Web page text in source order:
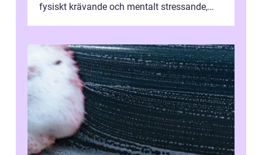
fysiskt krävande och mentalt stressande,